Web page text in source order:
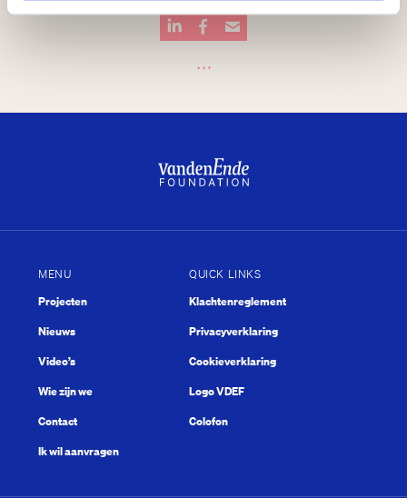
Delen
…
MENU
Projecten
Nieuws
Video’s
Wie zijn we
Contact
Ik wil aanvragen
QUICK LINKS
Klachtenreglement
Privacyverklaring
Cookieverklaring
Logo VDEF
Colofon